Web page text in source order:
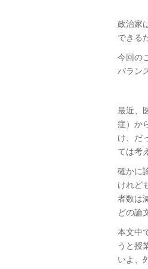
政治家
できる
今回の
バラン
最近、
症）か
け、だ
ては考
確かに
けれど
者数は
どの論
本文中
うと授
いよ、